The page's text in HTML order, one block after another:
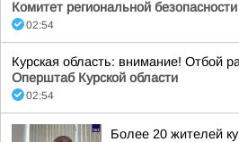
Комитет региональной
02:54
Курская область: внимание! Отбой
Оперштаб Курской области
02:54
Более 20 жителей